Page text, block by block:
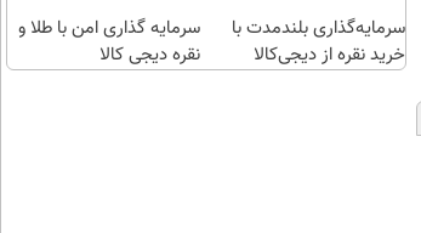
محافظت
کنی
سرمایه‌گذاری بلندمدت با
خرید نقره از دیجی‌کالا
سرمایه گذاری امن با طلا و
نقره دیجی کالا